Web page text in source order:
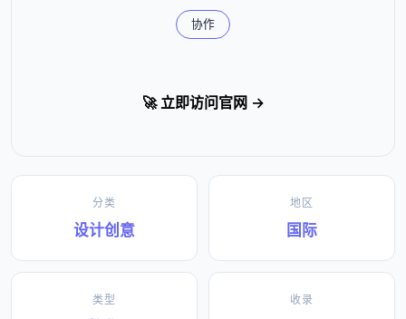
协作
🚀 立即访问官网 →
分类
设计创意
地区
国际
类型 收录